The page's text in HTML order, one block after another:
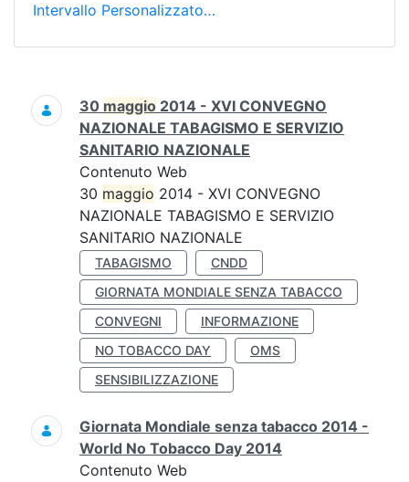
Intervallo Personalizzato…
Ricerca
30 maggio 2014 - XVI CONVEGNO
NAZIONALE TABAGISMO E SERVIZIO
SANITARIO NAZIONALE
Contenuto Web
30 maggio 2014 - XVI CONVEGNO
NAZIONALE TABAGISMO E SERVIZIO
SANITARIO NAZIONALE
TABAGISMO
CNDD
GIORNATA MONDIALE SENZA TABACCO
CONVEGNI
INFORMAZIONE
NO TOBACCO DAY
OMS
SENSIBILIZZAZIONE
Giornata Mondiale senza tabacco 2014 -
World No Tobacco Day 2014
Contenuto Web